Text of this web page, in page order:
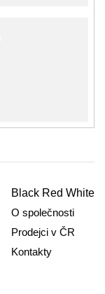
Black Red White
O společnosti
Prodejci v ČR
Kontakty